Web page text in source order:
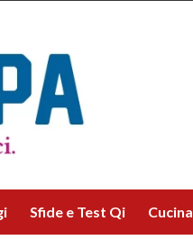
Sfide e Test Qi Cucina